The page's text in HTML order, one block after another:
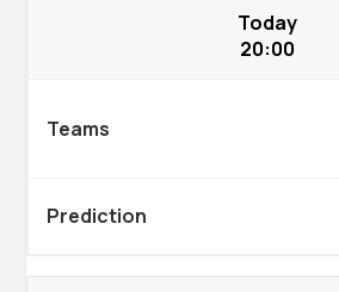
Today
20:00